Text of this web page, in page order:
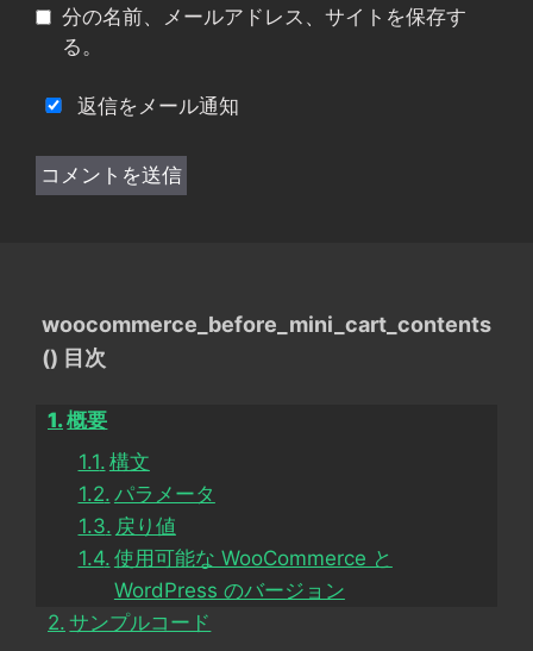
分の名前、メールアドレス、サイトを保存す
る。
返信をメール通知
woocommerce_before_mini_cart_contents
() 目次
概要
構文
パラメータ
戻り値
使用可能な WooCommerce と
WordPress のバージョン
サンプルコード